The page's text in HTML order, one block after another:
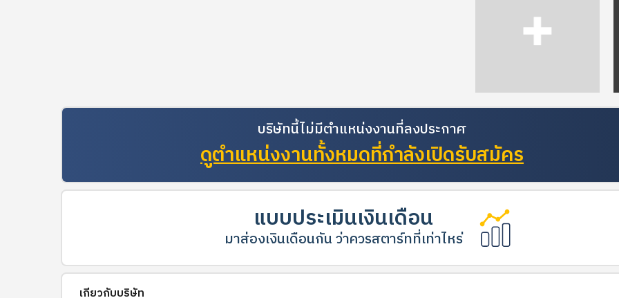
บริษัทนี้ไม่มีตำแหน่งงานที่ลงประกาศ
ดูตำแหน่งงานทั้งหมดที่กำลังเปิดรับสมัคร
แบบประเมินเงินเดือน
มาส่องเงินเดือนกัน ว่าควรสตาร์ทที่เท่าไหร่
เกี่ยวกับบริษัท